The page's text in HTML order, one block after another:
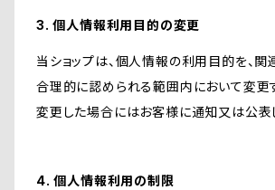
3. 個人情報利用目的の変更
当ショップは、個人情報の利用目的を、関
合理的に認められる範囲内において変更
変更した場合にはお客様に通知又は公表
4. 個人情報利用の制限